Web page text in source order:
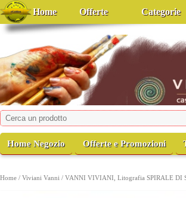
Home Offerte Categorie
viadeimercati
Casa d'Arte
Home Negozio Offerte e Promozioni
Home / Viviani Vanni / VANNI VIVIANI, Litografia SPIRALE DI